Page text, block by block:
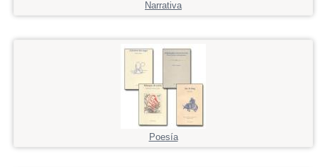
Narrativa
Poesía